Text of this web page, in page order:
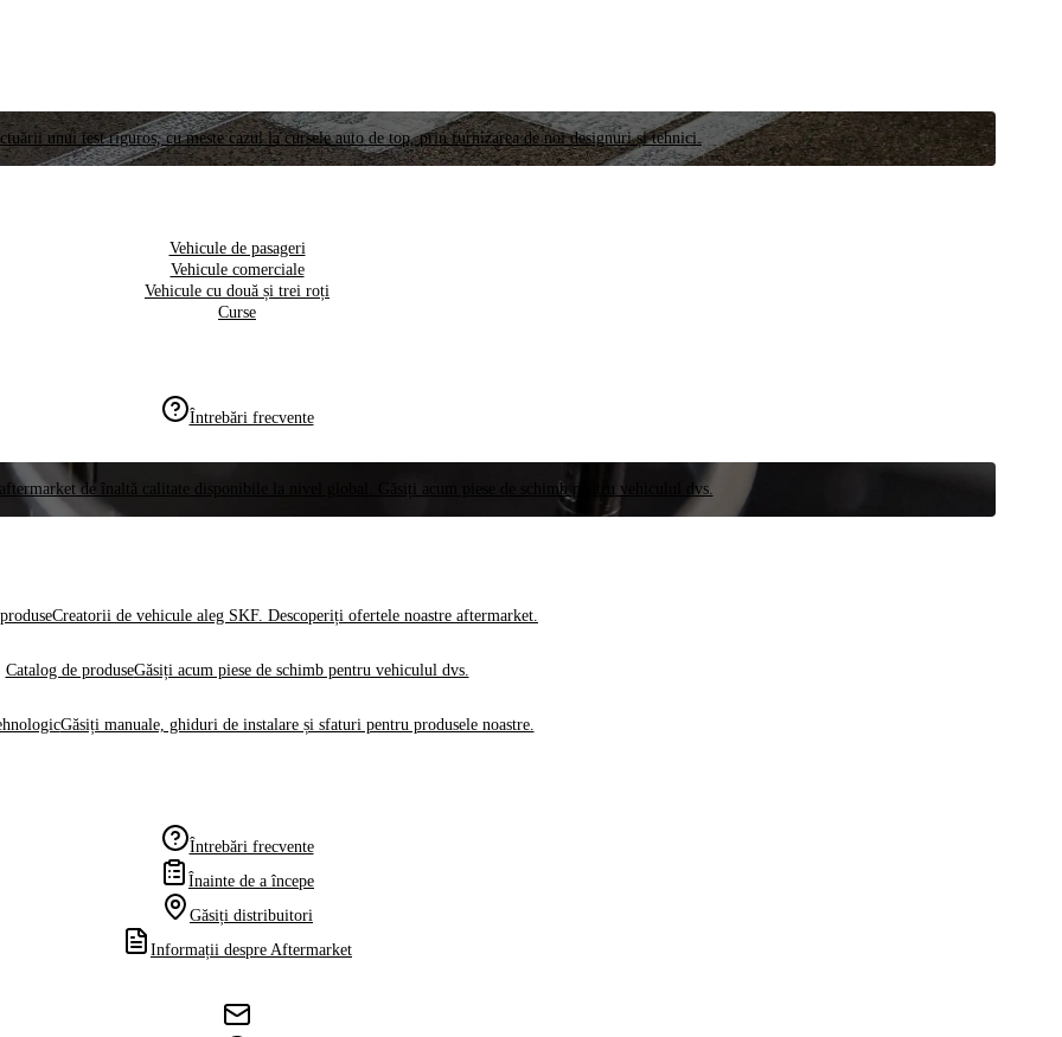
unui test riguros, cu meste cazul la cursele auto de top, prin furnizarea de noi designuri și tehnici.
Vehicule de pasageri
Vehicule comerciale
Vehicule cu două și trei roți
Curse
Întrebări frecvente
de înaltă calitate disponibile la nivel global. Găsiți acum piese de schimb pentru vehiculul dvs.
Creatorii de vehicule aleg SKF. Descoperiți ofertele noastre aftermarket.
Catalog de produseGăsiți acum piese de schimb pentru vehiculul dvs.
Găsiți manuale, ghiduri de instalare și sfaturi pentru produsele noastre.
Întrebări frecvente
Înainte de a începe
Găsiți distribuitori
Informații despre Aftermarket